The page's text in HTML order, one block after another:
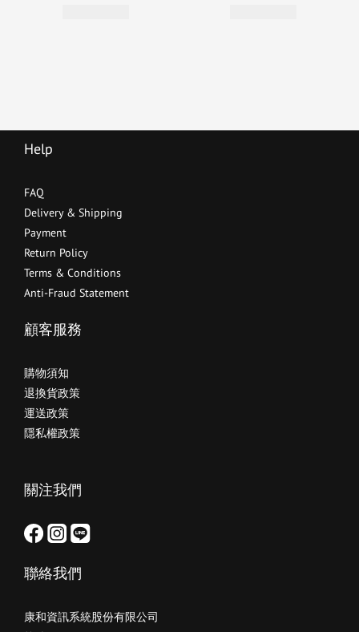
Help
FAQ
Delivery & Shipping
Payment
Return Policy
Terms & Conditions
Anti-Fraud Statement
顧客服務
購物須知
退換貨政策
運送政策
隱私權政策
關注我們
聯絡我們
康和資訊系統股份有限公司